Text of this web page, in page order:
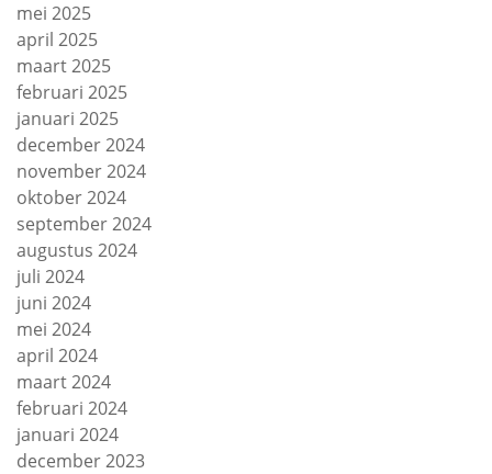
mei 2025
april 2025
maart 2025
februari 2025
januari 2025
december 2024
november 2024
oktober 2024
september 2024
augustus 2024
juli 2024
juni 2024
mei 2024
april 2024
maart 2024
februari 2024
januari 2024
december 2023